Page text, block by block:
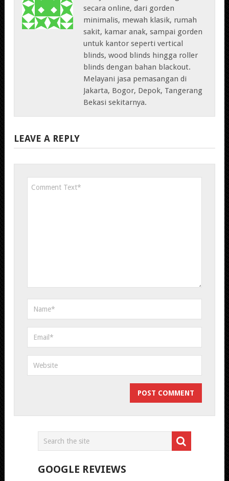
secara online, dari gorden
minimalis, mewah klasik, rumah
sakit, kamar anak, sampai gorden
untuk kantor seperti vertical
blinds, wood blinds hingga roller
blinds dengan bahan blackout.
Melayani jasa pemasangan di
Jakarta, Bogor, Depok, Tangerang
Bekasi sekitarnya.
LEAVE A REPLY
GOOGLE REVIEWS